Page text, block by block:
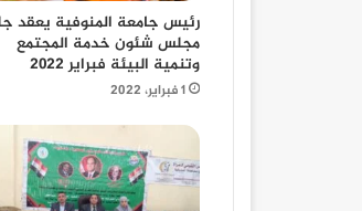
رئيس جامعة المنوفية يعقد
مجلس شئون خدمة المجتمع
وتنمية البيئة فبراير ٢٠٢٢
1 فبراير، 2022